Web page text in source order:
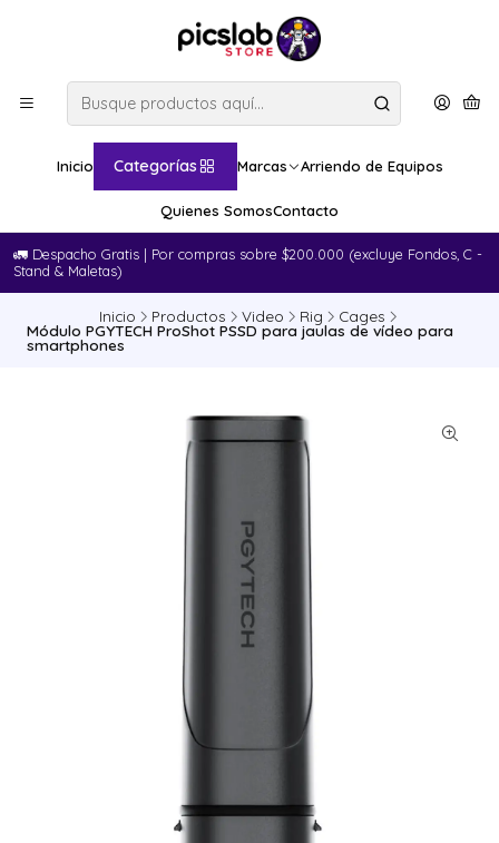
Inicio Categorías Marcas Arriendo de Equipos
Quienes SomosContacto
🚛​ Despacho Gratis | Por compras sobre $200.000 (excluye Fondos, C -
Stand & Maletas)
Inicio Productos Video Rig Cages
Módulo PGYTECH ProShot PSSD para jaulas de vídeo para
smartphones